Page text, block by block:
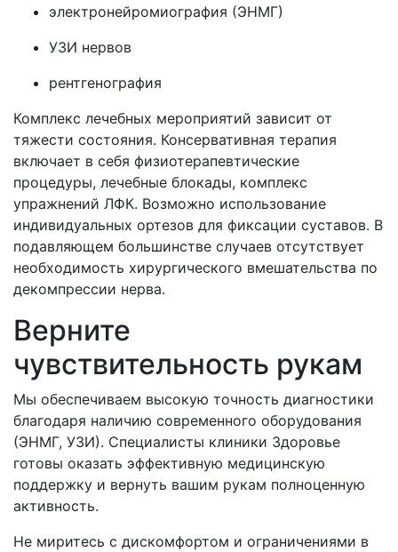
электронейромиография (ЭНМГ)
УЗИ нервов
рентгенография
Комплекс лечебных мероприятий зависит от
тяжести состояния. Консервативная терапия
включает в себя физиотерапевтические
процедуры, лечебные блокады, комплекс
упражнений ЛФК. Возможно использование
индивидуальных ортезов для фиксации суставов. В
подавляющем большинстве случаев отсутствует
необходимость хирургического вмешательства по
декомпрессии нерва.
Верните
чувствительность рукам
Мы обеспечиваем высокую точность диагностики
благодаря наличию современного оборудования
(ЭНМГ, УЗИ). Специалисты клиники Здоровье
готовы оказать эффективную медицинскую
поддержку и вернуть вашим рукам полноценную
активность.
Не миритесь с дискомфортом и ограничениями в